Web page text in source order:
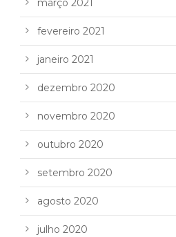
março 2021
fevereiro 2021
janeiro 2021
dezembro 2020
novembro 2020
outubro 2020
setembro 2020
agosto 2020
julho 2020